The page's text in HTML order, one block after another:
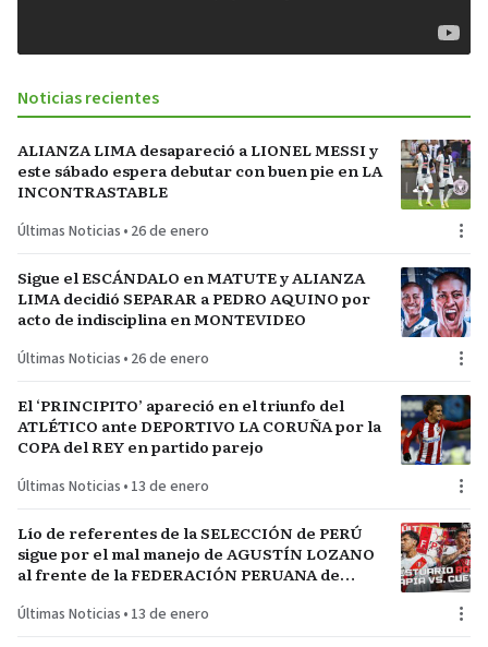
Noticias recientes
ALIANZA LIMA desapareció a LIONEL MESSI y
este sábado espera debutar con buen pie en LA
INCONTRASTABLE
Últimas Noticias • 26 de enero
Sigue el ESCÁNDALO en MATUTE y ALIANZA
LIMA decidió SEPARAR a PEDRO AQUINO por
acto de indisciplina en MONTEVIDEO
Últimas Noticias • 26 de enero
El ‘PRINCIPITO’ apareció en el triunfo del
ATLÉTICO ante DEPORTIVO LA CORUÑA por la
COPA del REY en partido parejo
Últimas Noticias • 13 de enero
Lío de referentes de la SELECCIÓN de PERÚ
sigue por el mal manejo de AGUSTÍN LOZANO
al frente de la FEDERACIÓN PERUANA de
Últimas Noticias • 13 de enero